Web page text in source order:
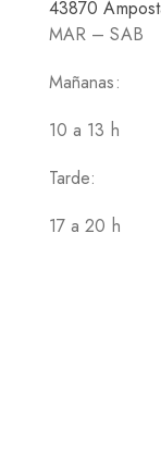
43870
MAR – SAB
Mañanas:
10 a 13 h
Tarde:
17 a 20 h